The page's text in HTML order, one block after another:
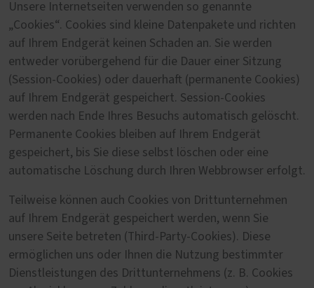
Unsere Internetseiten verwenden so genannte
„Cookies“. Cookies sind kleine Datenpakete und richten
auf Ihrem Endgerät keinen Schaden an. Sie werden
entweder vorübergehend für die Dauer einer Sitzung
(Session-Cookies) oder dauerhaft (permanente Cookies)
auf Ihrem Endgerät gespeichert. Session-Cookies
werden nach Ende Ihres Besuchs automatisch gelöscht.
Permanente Cookies bleiben auf Ihrem Endgerät
gespeichert, bis Sie diese selbst löschen oder eine
automatische Löschung durch Ihren Webbrowser erfolgt.
Teilweise können auch Cookies von Drittunternehmen
auf Ihrem Endgerät gespeichert werden, wenn Sie
unsere Seite betreten (Third-Party-Cookies). Diese
ermöglichen uns oder Ihnen die Nutzung bestimmter
Dienstleistungen des Drittunternehmens (z. B. Cookies